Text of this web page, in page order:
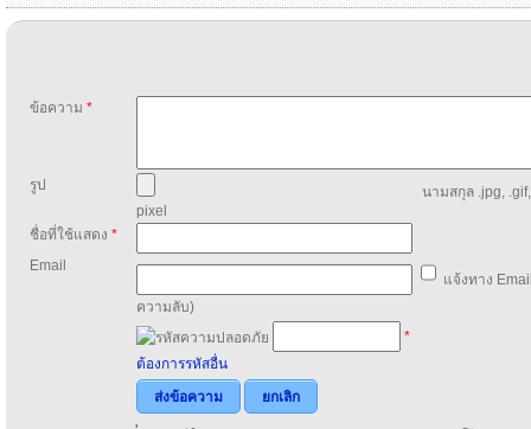
ข้อความ *
รูป
นามสกุล .jpg,
pixel
ชื่อที่ใช้แสดง *
Email
แจ้งทาง
ความลับ)
*
ต้องการรหัสอื่น
ส่งข้อความ
ยกเลิก